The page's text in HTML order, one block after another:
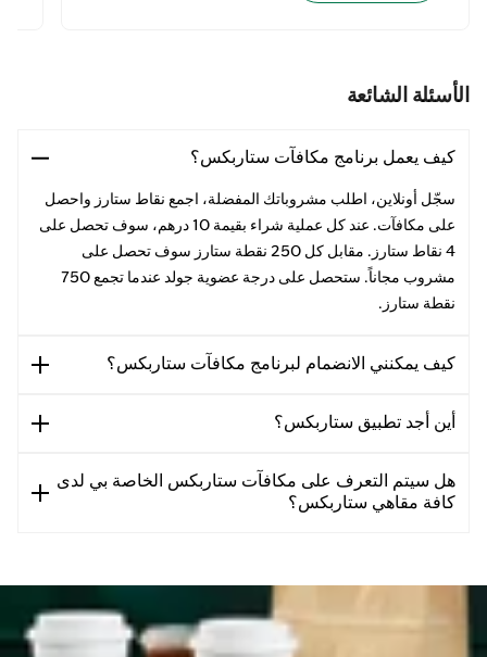
الأسئلة الشائعة
كيف يعمل برنامج مكافآت ستاربكس؟
سجّل أونلاين، اطلب مشروباتك المفضلة، اجمع نقاط ستارز واحصل
على مكافآت. عند كل عملية شراء بقيمة 10 درهم، سوف تحصل على
4 نقاط ستارز. مقابل كل 250 نقطة ستارز سوف تحصل على
مشروب مجاناً. ستحصل على درجة عضوية جولد عندما تجمع 750
نقطة ستارز.
كيف يمكنني الانضمام لبرنامج مكافآت ستاربكس؟
أين أجد تطبيق ستاربكس؟
هل سيتم التعرف على مكافآت ستاربكس الخاصة بي لدى
كافة مقاهي ستاربكس؟